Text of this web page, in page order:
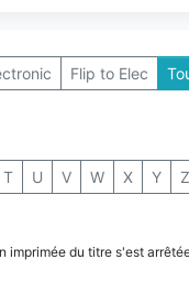
Flip to Elec
T U V W X Y Z
imprimée du titre s'est